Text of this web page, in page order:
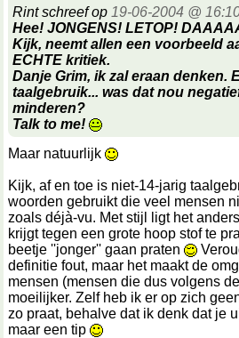
Rint schreef op 19-06-2004 @
Hee! JONGENS! LETOP!
Kijk, neemt allen een voorbeeld
ECHTE kritiek.
Danje Grim, ik zal eraan denken.
taalgebruik... was dat nou
minderen?
Talk to me!
Maar natuurlijk
Kijk, af en toe is niet-14-jarig
woorden gebruikt die veel mensen
zoals déjà-vu. Met stijl ligt het
krijgt tegen een grote hoop stof te
beetje ''jonger'' gaan praten
definitie fout, maar het maakt de
mensen (mensen die dus volgens
moeilijker. Zelf heb ik er op zich
zo praat, behalve dat ik denk dat je
maar een tip